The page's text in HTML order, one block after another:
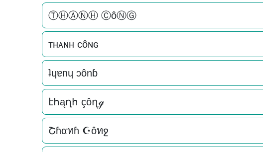
ⓉⒽⒶⓃⒽ ⒸôⓃⒼ
тнᴀɴн côɴԍ
ʇɥɐnɥ ɔônɓ
էհąղհ çôղℊ
Շɦαทɦ ☪ôทջ